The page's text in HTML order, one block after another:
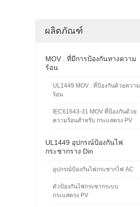
ผลิตภัณฑ์
MOV . ที่มีการป้องกันทางความ
ร้อน
UL1449 MOV . ที่ป้องกันด้วยความ
ร้อน
IEC61643-31 MOV ที่ป้องกันด้วย
ความร้อนสำหรับ กระแสตรง PV
UL1449 อุปกรณ์ป้องกันไฟ
กระชากราง Din
อุปกรณ์ป้องกันไฟกระชากไฟ AC
ตัวป้องกันไฟกระชากระบบ
กระแสตรง PV